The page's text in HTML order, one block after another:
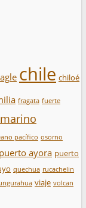
chile chiloé
fragata fuerte
pacífico osorno
puerto ayora puerto
quechua rucachelin
viaje volcan